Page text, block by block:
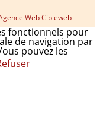
Web Cibleweb
fonctionnels pour
de navigation par
pouvez les